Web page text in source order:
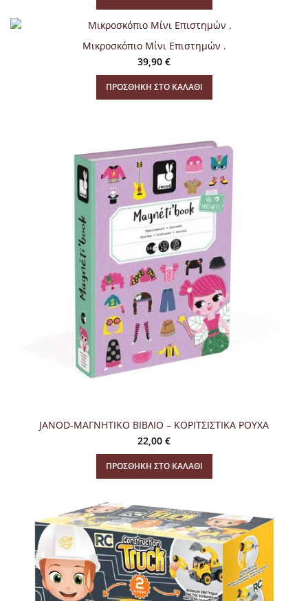
Μικροσκόπιο Μίνι Επιστημών .
39,90 €
ΠΡΟΣΘΉΚΗ ΣΤΟ ΚΑΛΆΘΙ
JANOD-ΜΑΓΝΗΤΙΚΟ ΒΙΒΛΙΟ – ΚΟΡΙΤΣΙΣΤΙΚΑ ΡΟΥΧΑ
22,00 €
ΠΡΟΣΘΉΚΗ ΣΤΟ ΚΑΛΆΘΙ